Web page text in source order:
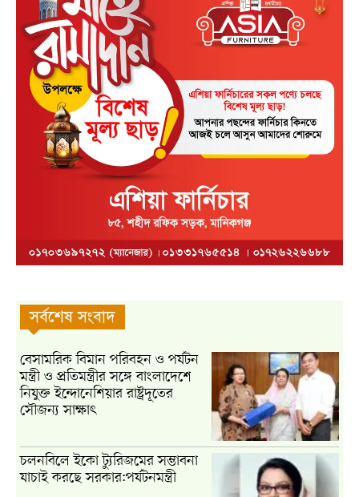
সর্বশেষ সংবাদ
বেসামরিক বিমান পরিবহন ও পর্যটন
মন্ত্রী ও প্রতিমন্ত্রীর সঙ্গে বাংলাদেশে
নিযুক্ত ইন্দোনেশিয়ার রাষ্ট্রদূতের
সৌজন্য সাক্ষাৎ
চলনবিলে ইকো ট্যুরিজমের সম্ভাবনা
যাচাই করছে সরকার:পর্যটনমন্ত্রী